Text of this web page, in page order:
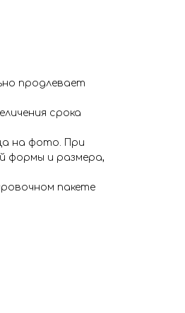
продлевает
срока
на фото. При
формы и размера,
пакете